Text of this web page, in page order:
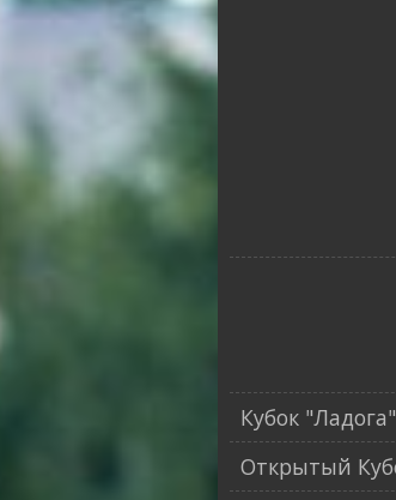
Кубок "Ладога"
Открытый